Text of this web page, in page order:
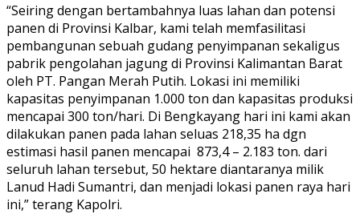
“Seiring dengan bertambahnya luas lahan dan potensi
panen di Provinsi Kalbar, kami telah memfasilitasi
pembangunan sebuah gudang penyimpanan sekaligus
pabrik pengolahan jagung di Provinsi Kalimantan Barat
oleh PT. Pangan Merah Putih. Lokasi ini memiliki
kapasitas penyimpanan 1.000 ton dan kapasitas produksi
mencapai 300 ton/hari. Di Bengkayang hari ini kami akan
dilakukan panen pada lahan seluas 218,35 ha dgn
estimasi hasil panen mencapai 873,4 – 2.183 ton. dari
seluruh lahan tersebut, 50 hektare diantaranya milik
Lanud Hadi Sumantri, dan menjadi lokasi panen raya hari
ini,” terang Kapolri.